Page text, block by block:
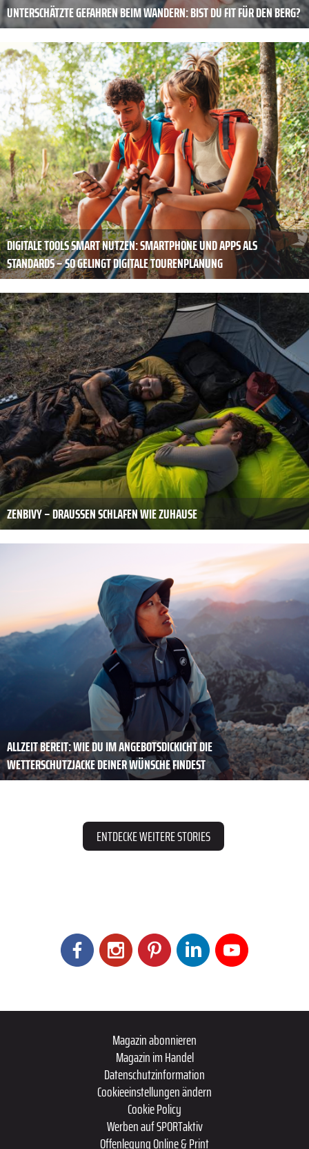
UNTERSCHÄTZTE GEFAHREN BEIM WANDERN: BIST DU FIT FÜR DEN BERG?
DIGITALE TOOLS SMART NUTZEN: SMARTPHONE UND APPS ALS
STANDARDS – SO GELINGT ­DIGITALE TOURENPLANUNG
ZENBIVY – DRAUSSEN SCHLAFEN WIE ZUHAUSE
ALLZEIT BEREIT: WIE DU IM ANGEBOTSDICKICHT DIE
WETTERSCHUTZJACKE DEINER WÜNSCHE FINDEST
ENTDECKE WEITERE STORIES
Magazin abonnieren
Magazin im Handel
Datenschutzinformation
Cookieeinstellungen ändern
Cookie Policy
Werben auf SPORTaktiv
Offenlegung Online & Print